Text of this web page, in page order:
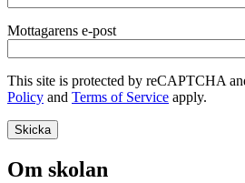
Mottagarens e-post
This site is protected by reCAPTCHA
Policy and Terms of Service apply.
Om skolan